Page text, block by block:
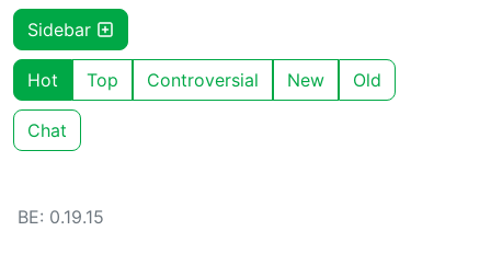
Sidebar
Hot Top Controversial New Old
Chat
BE: 0.19.15